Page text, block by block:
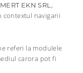
EKN SRL ,
contextul navigarii
referi la modulele
carora pot fi